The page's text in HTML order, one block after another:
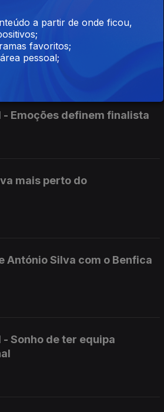
traça perfil de Hwang
- Emoções definem finalista
mais perto do
António Silva com o Benfica
Sonho de ter equipa
a partir de onde ficou,
favoritos;
pessoal;